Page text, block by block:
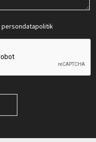
persondatapolitik